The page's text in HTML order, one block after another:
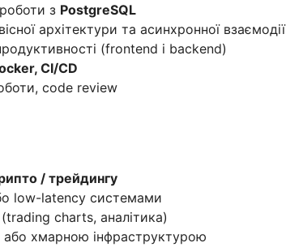
з PostgreSQL
архітектури та асинхронної взаємодії
(frontend і backend)
CI/CD
code review
/ трейдингу
low-latency системами
charts, аналітика)
або хмарною інфраструктурою